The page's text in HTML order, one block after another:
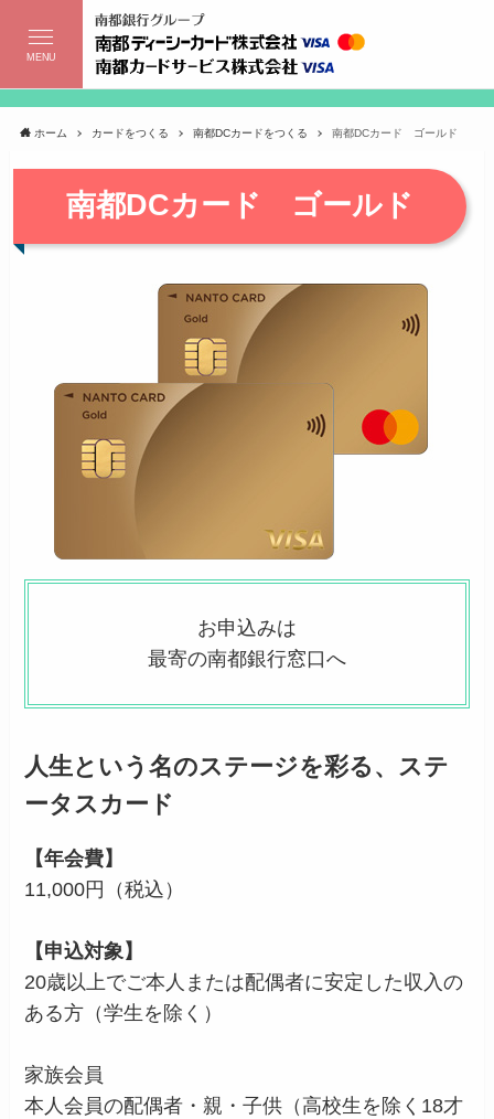
MENU
ホーム カードをつくる 南都DCカードをつくる 南都DCカード ゴールド
南都DCカード ゴールド
お申込みは
最寄の南都銀行窓口へ
人生という名のステージを彩る、ステ
ータスカード
【年会費】
11,000円（税込）
【申込対象】
20歳以上でご本人または配偶者に安定した収入の
ある方（学生を除く）
家族会員
本人会員の配偶者・親・子供（高校生を除く18才